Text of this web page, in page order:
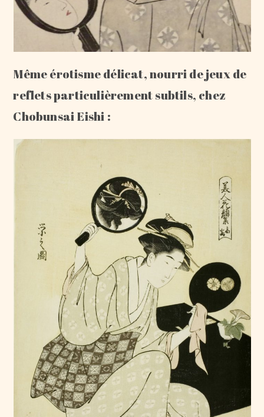
Même érotisme délicat, nourri de jeux de
reflets particulièrement subtils, chez
Chobunsai Eishi :